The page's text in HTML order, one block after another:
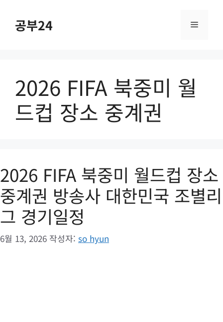
공부24 메
2026 FIFA 북중미 월
드컵 장소 중계권
2026 FIFA 북중미 월드컵 장소
중계권 방송사 대한민국 조별리
그 경기일정
6월 13, 2026 작성자: so hyun